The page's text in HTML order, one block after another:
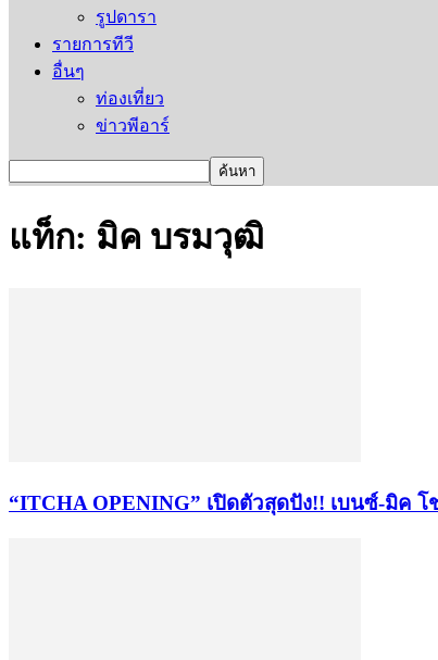
รูปดารา
รายการทีวี
อื่นๆ
ท่องเที่ยว
ข่าวพีอาร์
แท็ก: มิค บรมวุฒิ
“ITCHA OPENING” เปิดตัวสุดปัง!! เบนซ์-มิค